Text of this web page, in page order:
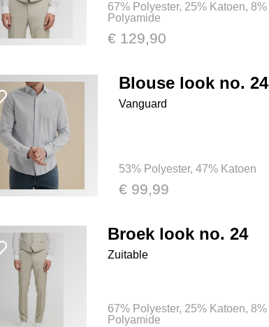
67% Polyester, 25% Katoen, 8%
Polyamide
€ 129,90
Blouse look no. 24
Vanguard
53% Polyester, 47% Katoen
€ 99,99
Broek look no. 24
Zuitable
67% Polyester, 25% Katoen, 8%
Polyamide